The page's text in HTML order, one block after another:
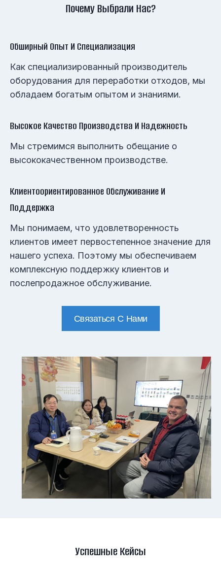
Почему Выбрали Нас?
Обширный Опыт И Специализация
Как специализированный производитель
оборудования для переработки отходов, мы
обладаем богатым опытом и знаниями.
Высокое Качество Производства И Надежность
Мы стремимся выполнить обещание о
высококачественном производстве.
Клиентоориентированное Обслуживание И
Поддержка
Мы понимаем, что удовлетворенность
клиентов имеет первостепенное значение для
нашего успеха. Поэтому мы обеспечиваем
комплексную поддержку клиентов и
послепродажное обслуживание.
Связаться С Нами
Успешные Кейсы